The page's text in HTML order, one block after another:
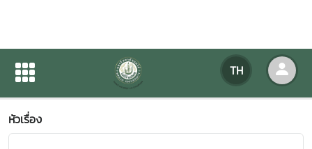
TH
ข้อเสนอแนะ-ข้อร้องเรียน
ข้อเสนอแนะ-ข้อร้องเรียน
หัวเรื่อง